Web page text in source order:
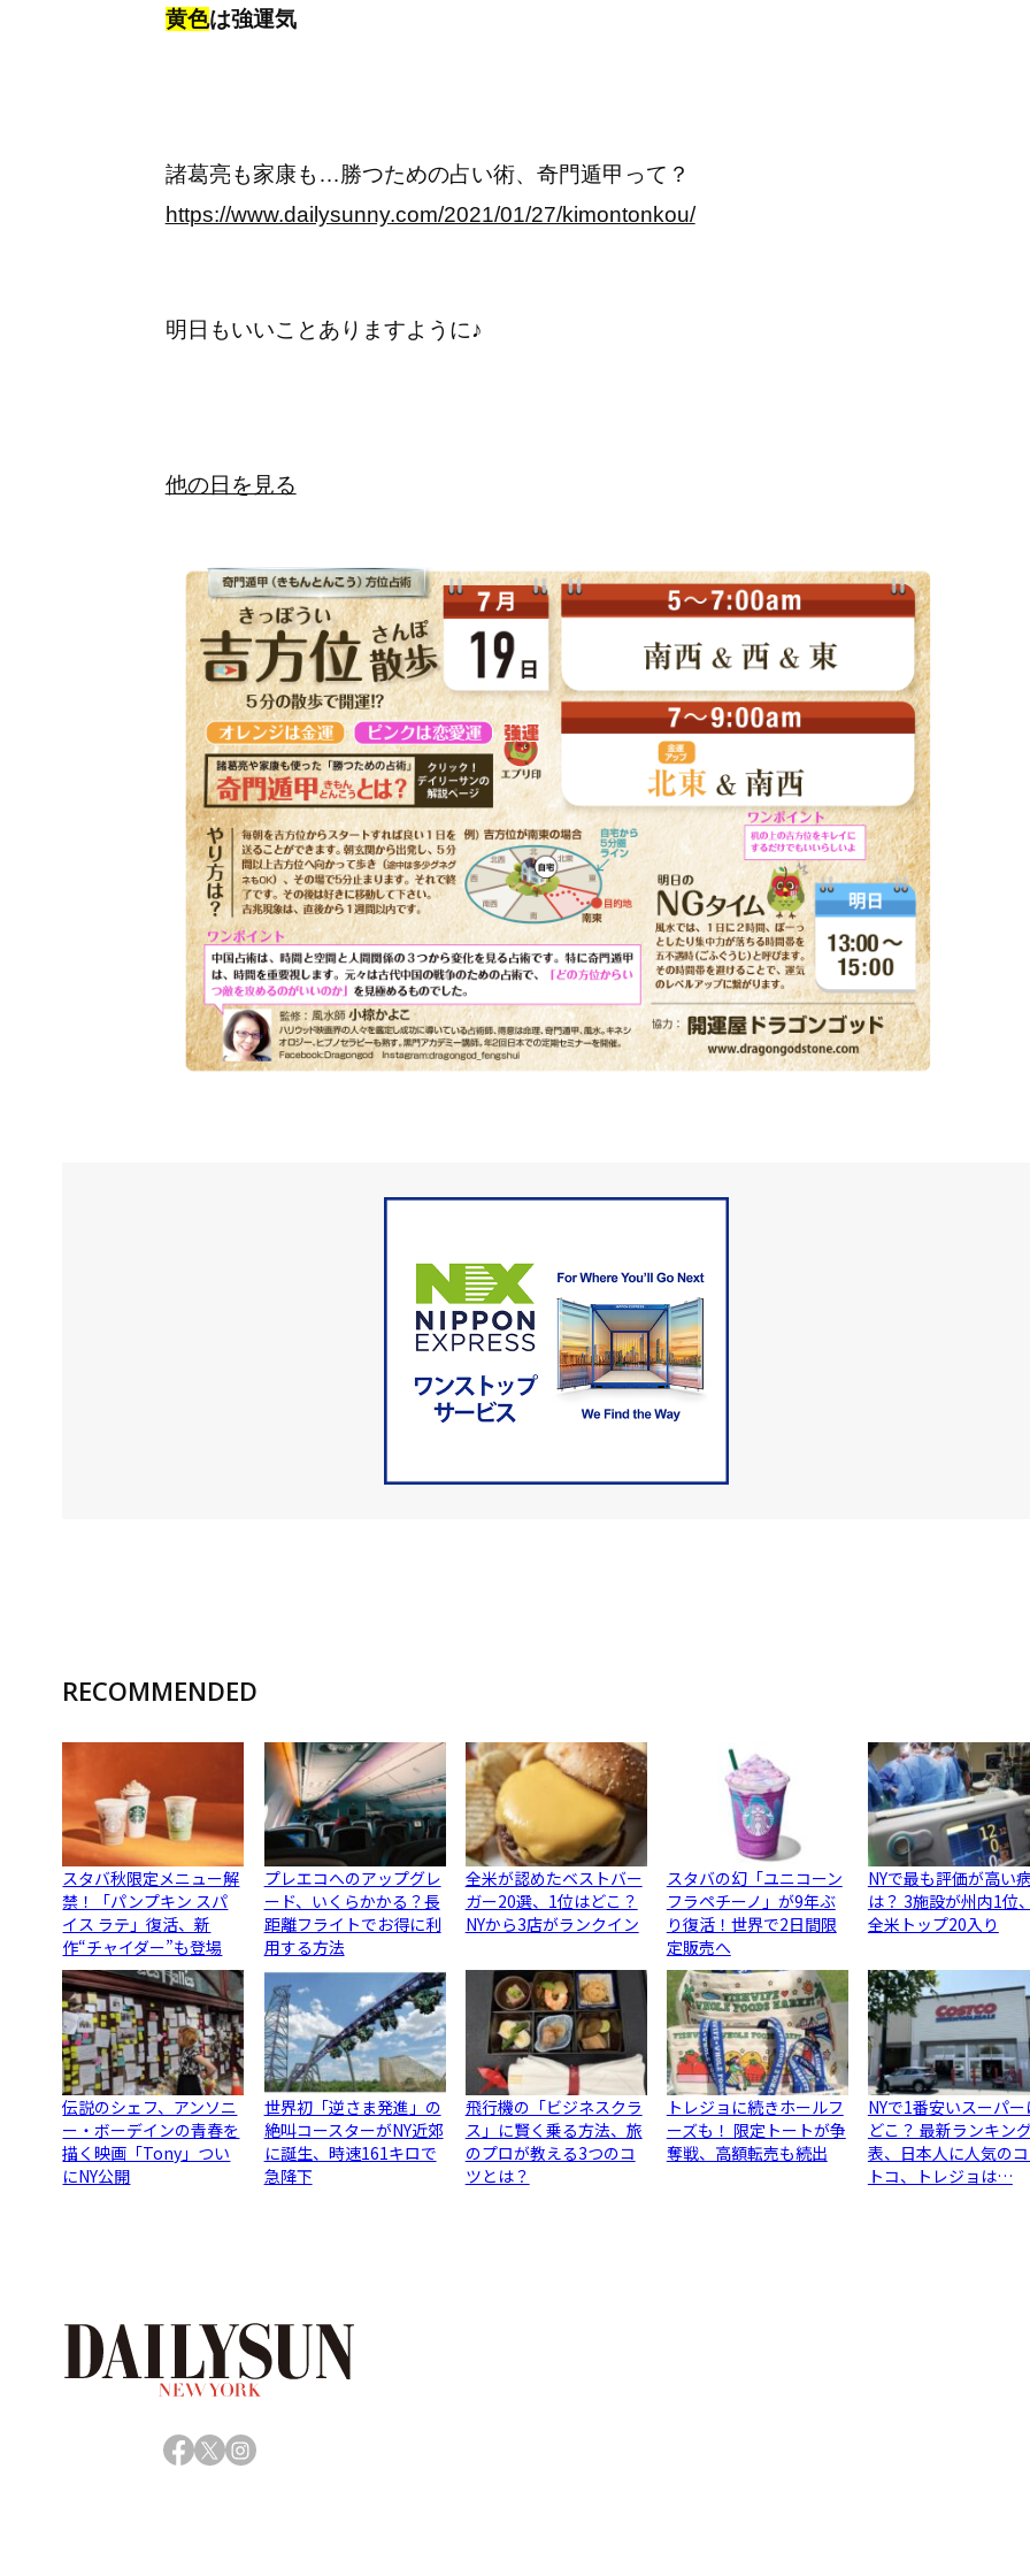
黄色は強運気
諸葛亮も家康も…勝つための占い術、奇門遁甲って？
https://www.dailysunny.com/2021/01/27/kimontonkou/
明日もいいことありますように♪
他の日を見る
RECOMMENDED
スタバ秋限定メニュー解
禁！「パンプキン スパ
イス ラテ」復活、新
作“チャイダー”も登場
プレエコへのアップグレ
ード、いくらかかる？長
距離フライトでお得に利
用する方法
全米が認めたベストバー
ガー20選、1位はどこ？
NYから3店がランクイン
スタバの幻「ユニコーン
フラペチーノ」が9年ぶ
り復活！世界で2日間限
定販売へ
NYで最も評価が高い
は？ 3施設が州内1位
全米トップ20入り
伝説のシェフ、アンソニ
ー・ボーデインの青春を
描く映画「Tony」つい
にNY公開
世界初「逆さま発進」の
絶叫コースターがNY近郊
に誕生、時速161キロで
急降下
飛行機の「ビジネスクラ
ス」に賢く乗る方法、旅
のプロが教える3つのコ
ツとは？
トレジョに続きホールフ
ーズも！ 限定トートが争
奪戦、高額転売も続出
NYで1番安いスーパー
どこ？ 最新ランキン
表、日本人に人気の
トコ、トレジョは…
Facebook
X Instagram